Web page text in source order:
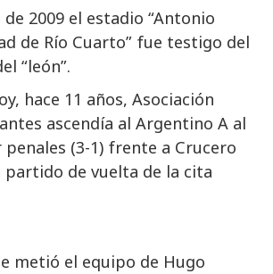
de 2009 el estadio “Antonio
de Río Cuarto” fue testigo del
“león”.
hace 11 años, Asociación
ascendía al Argentino A al
(3-1) frente a Crucero
partido de vuelta de la cita
metió el equipo de Hugo